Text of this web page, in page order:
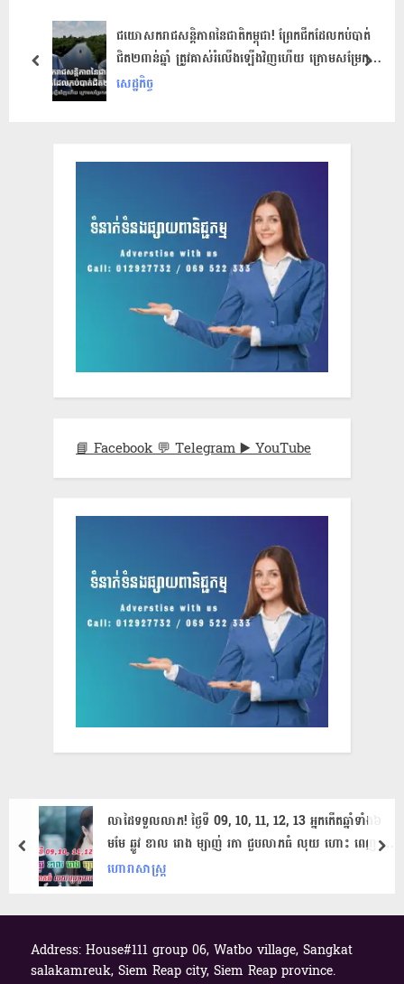
o
ជយោសករាជសន្តិភាពនៃជាតិកម្ពុជា! ព្រែកជីកដែលកប់បាត់
ជិត២ពាន់ឆ្នាំ ត្រូវគាស់រំលើងឡើងវិញហើយ ក្រោមសម្រែក
សាទរទូទាំងនគរ
សេដ្ឋកិច្ច
prev next
📘 Facebook💬 Telegram▶️ YouTube
លាដៃទទួលលាភ! ថ្ងៃទី 09, 10, 11, 12, 13 អ្នកកើត​ឆ្នាំ​ទាំង​៦
មមែ ឆ្លូវ ខាល រោង ម្សាញ់ រកា​ ជួបលាភធំ លុយ​ ហោះ​​ ពេ​ញ​​ ផ្ទះ​
!ហោរាសាស្ត្រ
prev
Address: House#111 group 06, Watbo village, Sangkat
salakamreuk, Siem Reap city, Siem Reap province.